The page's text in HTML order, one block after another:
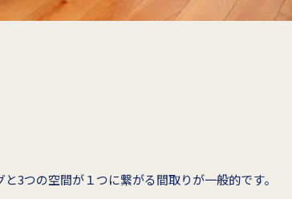
3つの空間が１つに繋がる間取りが一般的です。